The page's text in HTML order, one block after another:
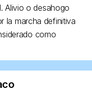
Alivio o desahogo
la marcha definitiva
como